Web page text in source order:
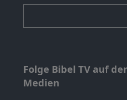
Folge Bibel TV auf
Medien